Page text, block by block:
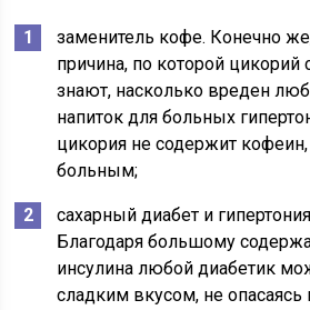
заменитель кофе. Конечно
причина, по которой цикорий
знают, насколько вреден
напиток для больных
цикория не содержит
больным;
сахарный диабет и
Благодаря большому
инсулина любой диабетик
сладким вкусом, не